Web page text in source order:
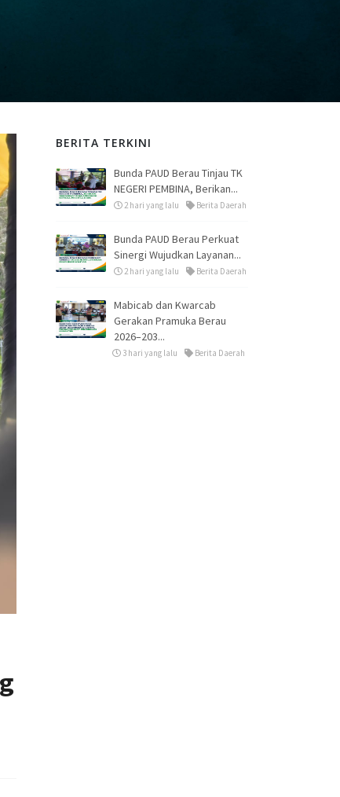
BERITA TERKINI
Bunda PAUD Berau Tinjau TK
NEGERI PEMBINA, Berikan...
2 hari yang lalu Berita Daerah
Bunda PAUD Berau Perkuat
Sinergi Wujudkan Layanan...
2 hari yang lalu Berita Daerah
Mabicab dan Kwarcab
Gerakan Pramuka Berau
2026–203...
3 hari yang lalu Berita Daerah